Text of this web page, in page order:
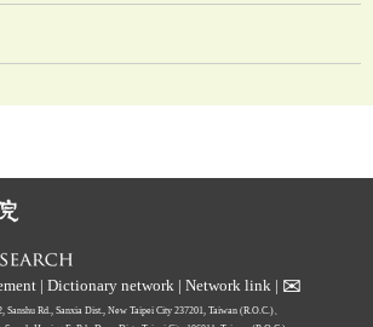
| Dictionary network | Network link | ✉
Sanshu Rd., Sanxia Dist., New Taipei City 237201, Taiwan (R.O.C.)、